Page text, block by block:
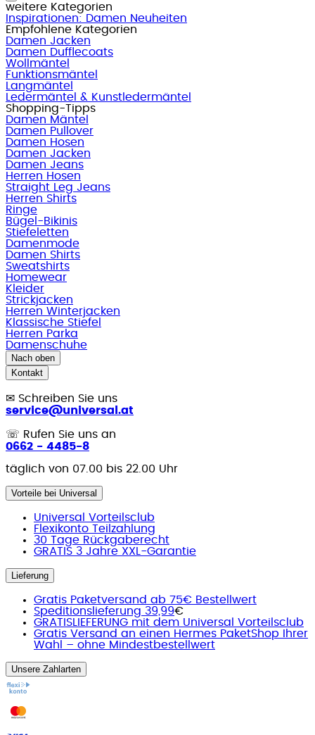
weitere Kategorien
Inspirationen: Damen Neuheiten
Empfohlene Kategorien
Damen Jacken
Damen Dufflecoats
Wollmäntel
Funktionsmäntel
Langmäntel
Ledermäntel & Kunstledermäntel
Shopping-Tipps
Damen Mäntel
Damen Pullover
Damen Hosen
Damen Jacken
Damen Jeans
Herren Hosen
Straight Leg Jeans
Herren Shirts
Ringe
Bügel-Bikinis
Stiefeletten
Damenmode
Damen Shirts
Sweatshirts
Homewear
Kleider
Strickjacken
Herren Winterjacken
Klassische Stiefel
Herren Parka
Damenschuhe
Nach oben
Kontakt
✉ Schreiben Sie uns
service@universal.at
☏ Rufen Sie uns an
0662 - 4485-8
täglich von 07.00 bis 22.00 Uhr
Vorteile bei Universal
Universal Vorteilsclub
Flexikonto Teilzahlung
30 Tage Rückgaberecht
GRATIS 3 Jahre XXL-Garantie
Lieferung
Gratis Paketversand ab 75€ Bestellwert
Speditionslieferung 39,99€
GRATISLIEFERUNG mit dem Universal Vorteilsclub
Gratis Versand an einen Hermes PaketShop Ihrer
Wahl – ohne Mindestbestellwert
Unsere Zahlarten